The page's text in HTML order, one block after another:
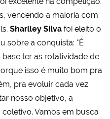
vencendo a maioria com
Sharlley Silva foi eleito o
sobre a conquista: "É
ter as rotatividade de
isso é muito bom pra
pra evoluir cada vez
nosso objetivo, a
Vamos em busca